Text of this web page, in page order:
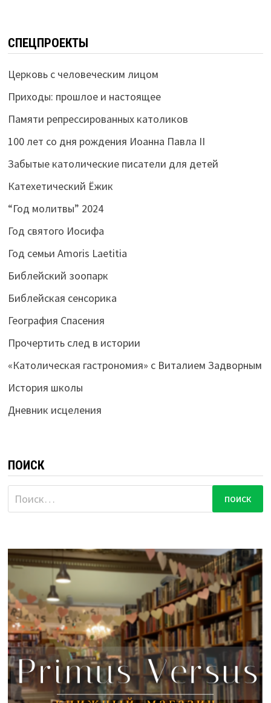
СПЕЦПРОЕКТЫ
Церковь с человеческим лицом
Приходы: прошлое и настоящее
Памяти репрессированных католиков
100 лет со дня рождения Иоанна Павла II
Забытые католические писатели для детей
Катехетический Ёжик
“Год молитвы” 2024
Год святого Иосифа
Год семьи Amoris Laetitia
Библейский зоопарк
Библейская сенсорика
География Спасения
Прочертить след в истории
«Католическая гастрономия» с Виталием Задворным
История школы
Дневник исцеления
ПОИСК
Найти: